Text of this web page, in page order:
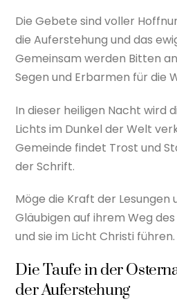
Die Gebete sind voller
die Auferstehung und das
Gemeinsam werden Bitten
Segen und Erbarmen für die
In dieser heiligen Nacht wird
Lichts im Dunkel der Welt
Gemeinde findet Trost und
der Schrift.
Möge die Kraft der Lesungen
Gläubigen auf ihrem Weg
und sie im Licht Christi führen.
Die Taufe in der
der Auferstehung